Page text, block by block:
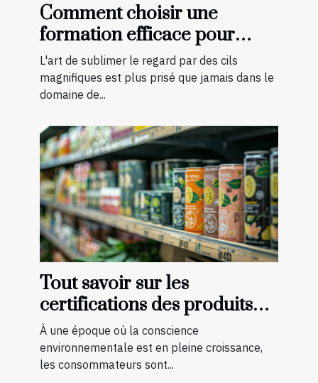
Comment choisir une
formation efficace pour
devenir technicienne de cils
certifiée
L'art de sublimer le regard par des cils
magnifiques est plus prisé que jamais dans le
domaine de...
Tout savoir sur les
certifications des produits
bio et naturels
À une époque où la conscience
environnementale est en pleine croissance,
les consommateurs sont...